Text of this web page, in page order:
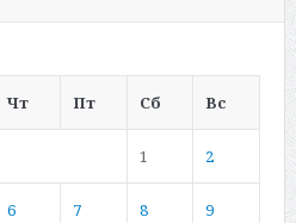
Чт Пт Сб Вс
1 2
6 7 8 9